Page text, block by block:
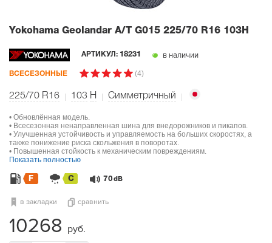
Yokohama Geolandar A/T G015 225/70 R16 103H
АРТИКУЛ: 18231 в наличии
ВСЕСЕЗОННЫЕ (4)
225/70 R16 103 H Симметричный
• Обновлённая модель.
• Всесезонная ненаправленная шина для внедорожников и пикапов.
• Улучшенная устойчивость и управляемость на больших скоростях, а
также понижение риска скольжения в поворотах.
• Повышенная стойкость к механическим повреждениям.
Показать полностью
F C 70 dB
в закладки сравнить
10268 руб.